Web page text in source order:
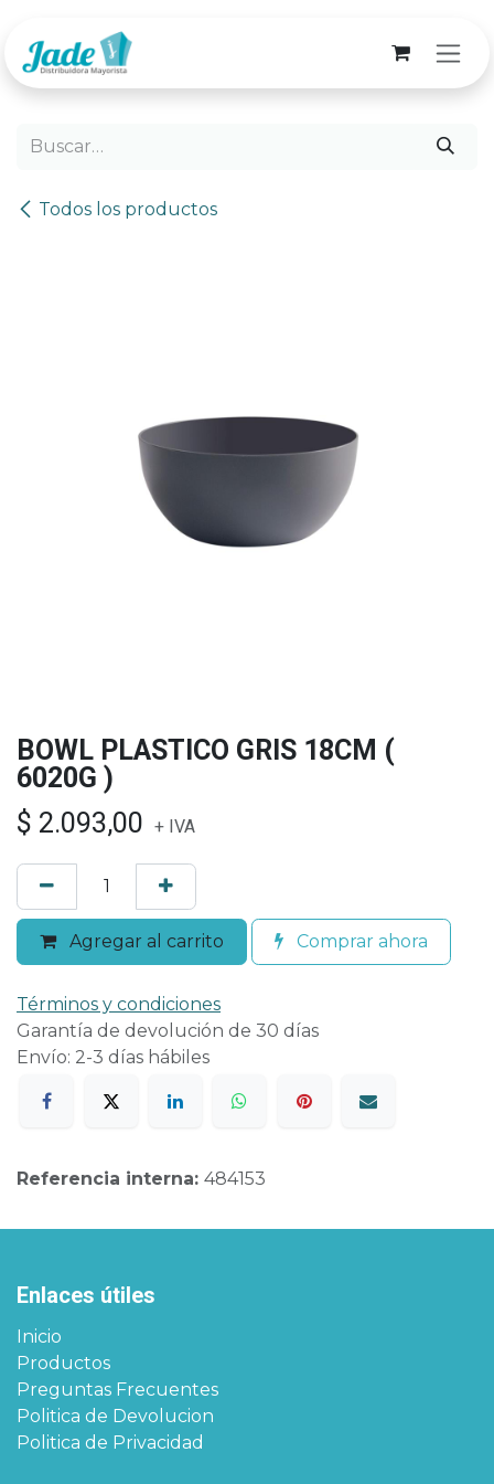
Todos los productos
BOWL PLASTICO GRIS 18CM (
6020G )
$ 2.093,00 + IVA
Agregar al carrito Comprar ahora
Términos y condiciones
Garantía de devolución de 30 días
Envío: 2-3 días hábiles
Referencia interna: 484153
Enlaces útiles
Inicio
Productos
Preguntas Frecuentes
Politica de Devolucion
Politica de Privacidad